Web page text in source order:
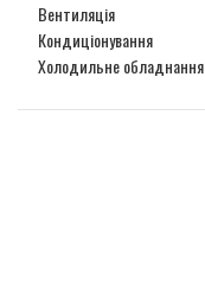
Вентиляція
Кондиціонування
Холодильне обладнання